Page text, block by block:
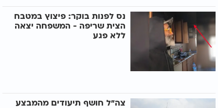
נס לפנות בוקר: פיצוץ במטבח
הצית שריפה - המשפחה יצאה
ללא פגע
צה"ל חושף תיעודים מהמבצע